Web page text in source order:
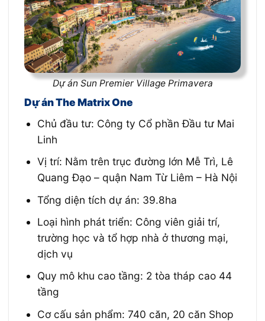
Dự án Sun Premier Village Primavera
Dự án The Matrix One
Chủ đầu tư: Công ty Cổ phần Đầu tư Mai
Linh
Vị trí: Nằm trên trục đường lớn Mễ Trì, Lê
Quang Đạo – quận Nam Từ Liêm – Hà Nội
Tổng diện tích dự án: 39.8ha
Loại hình phát triển: Công viên giải trí,
trường học và tổ hợp nhà ở thương mại,
dịch vụ
Quy mô khu cao tầng: 2 tòa tháp cao 44
tầng
Cơ cấu sản phẩm: 740 căn, 20 căn Shop